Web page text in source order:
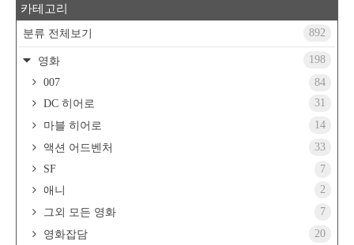
카테고리
분류 전체보기 892
영화
198
007
84
DC 히어로
31
마블 히어로
14
액션 어드벤처
33
SF
7
애니
2
그외 모든 영화
7
영화잡담
20